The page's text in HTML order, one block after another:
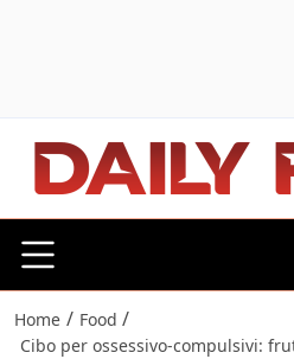
Home / Food /
Cibo per ossessivo-compulsivi: